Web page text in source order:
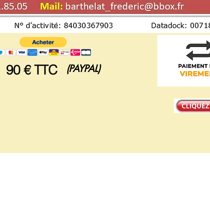
90 € TTC (PAYPAL)